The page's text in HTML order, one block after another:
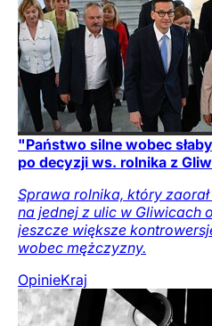
"Państwo silne wobec
po decyzji ws. rolnika z
Sprawa rolnika, który
na jednej z ulic w Gliwicach
jeszcze większe
wobec mężczyzny.
OpinieKraj